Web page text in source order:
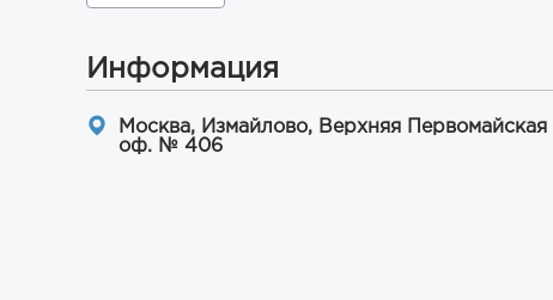
Информация
Москва, Измайлово, Верхняя Первомайская
оф. № 406